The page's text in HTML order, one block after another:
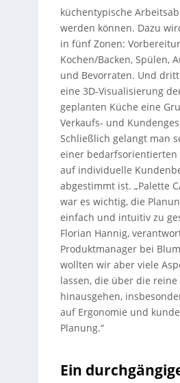
küchentypische
werden können. Dazu
in fünf Zonen:
Kochen/Backen, Spülen,
und Bevorraten. Und
eine 3D-Visualisierung
geplanten Küche eine
Verkaufs- und
Schließlich gelangt man
einer bedarfsorientierten
auf individuelle
abgestimmt ist. „Palette
war es wichtig, die
einfach und intuitiv zu
Florian Hannig,
Produktmanager bei
wollten wir aber viele
lassen, die über die
hinausgehen,
auf Ergonomie und
Planung.“
Ein